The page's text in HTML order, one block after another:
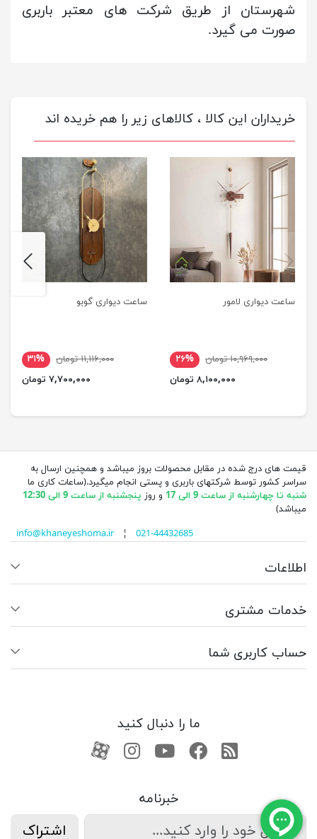
شهرستان از طریق شرکت های معتبر باربری
صورت می گیرد.
خریداران این کالا ، کالاهای زیر را هم خریده اند
ساعت دیواری لامور
۱۰,۹۶۹,۰۰۰ تومان
۲۶%
۸,۱۰۰,۰۰۰ تومان
ساعت دیواری گوبو
۱۱,۱۱۶,۰۰۰ تومان
۳۱%
۷,۷۰۰,۰۰۰ تومان
previus
قیمت های درج شده در مقابل محصولات بروز میباشد و همچنین ارسال به
سراسر کشور توسط شرکتهای باربری و پستی انجام میگیرد.(ساعات کاری ما
شنبه تا چهارشنبه از ساعت 9 الی 17
و روز پنجشنبه از ساعت 9 الی 12:30
میباشد)
info@khaneyeshoma.ir¦ 021-44432685
اطلاعات
خدمات مشتری
حساب کاربری شما
ما را دنبال کنید
RSSفیسبوکیوتیوبکانال آپارات
کانال آپارات
خبرنامه
اشتراک